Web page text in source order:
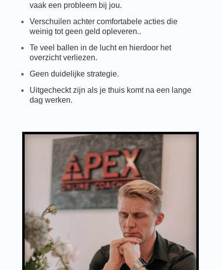
vaak een probleem bij jou.
Verschuilen achter comfortabele acties die
weinig tot geen geld opleveren..
Te veel ballen in de lucht en hierdoor het
overzicht verliezen.
Geen duidelijke strategie.
Uitgecheckt zijn als je thuis komt na een lange
dag werken.